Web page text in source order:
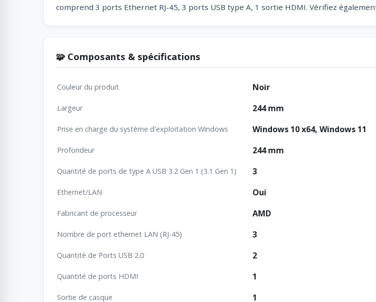
comprend 3 ports Ethernet RJ-45, 3 ports USB type A, 1 sortie HDMI. Vérifiez
🧩 Composants & spécifications
Couleur du produit Noir
Largeur 244 mm
Prise en charge du système d'exploitation Windows Windows 10 x64, Windows 11
Profondeur 244 mm
Quantité de ports de type A USB 3.2 Gen 1 (3.1 Gen 1) 3
Ethernet/LAN Oui
Fabricant de processeur AMD
Nombre de port ethernet LAN (RJ-45) 3
Quantité de Ports USB 2.0 2
Quantité de ports HDMI 1
Sortie de casque 1